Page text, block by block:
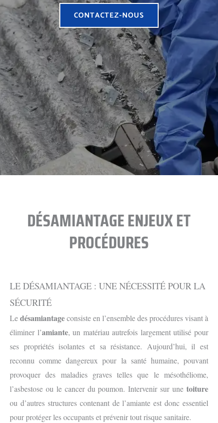
CONTACTEZ-NOUS
DÉSAMIANTAGE ENJEUX ET
PROCÉDURES
LE DÉSAMIANTAGE : UNE NÉCESSITÉ POUR LA
SÉCURITÉ
Ledésamiantageconsiste en l’ensemble des procédures visant à
éliminer l’amiante, un matériau autrefois largement utilisé pour
ses propriétés isolantes et sa résistance. Aujourd’hui, il est
reconnu comme dangereux pour la santé humaine, pouvant
provoquer des maladies graves telles que le mésothéliome,
l’asbestose ou le cancer du poumon. Intervenir sur une toiture
ou d’autres structures contenant de l’amiante est donc essentiel
pour protéger les occupants et prévenir tout risque sanitaire.